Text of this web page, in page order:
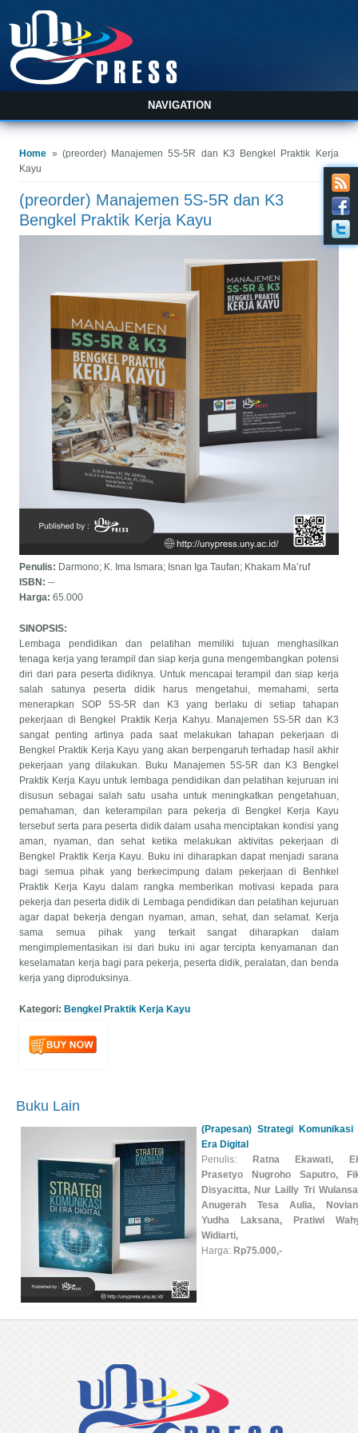
NAVIGATION
Home » (preorder) Manajemen 5S-5R dan K3 Bengkel Praktik Kerja
Kayu
(preorder) Manajemen 5S-5R dan K3
Bengkel Praktik Kerja Kayu
Penulis: Darmono; K. Ima Ismara; Isnan Iga Taufan; Khakam Ma’ruf
ISBN:--
Harga:65.000
SINOPSIS:
Lembaga pendidikan dan pelatihan memiliki tujuan menghasilkan
tenaga kerja yang terampil dan siap kerja guna mengembangkan potensi
diri dari para peserta didiknya. Untuk mencapai terampil dan siap kerja
salah satunya peserta didik harus mengetahui, memahami, serta
menerapkan SOP 5S-5R dan K3 yang berlaku di setiap tahapan
pekerjaan di Bengkel Praktik Kerja Kahyu. Manajemen 5S-5R dan K3
sangat penting artinya pada saat melakukan tahapan pekerjaan di
Bengkel Praktik Kerja Kayu yang akan berpengaruh terhadap hasil akhir
pekerjaan yang dilakukan. Buku Manajemen 5S-5R dan K3 Bengkel
Praktik Kerja Kayu untuk lembaga pendidikan dan pelatihan kejuruan ini
disusun sebagai salah satu usaha untuk meningkatkan pengetahuan,
pemahaman, dan keterampilan para pekerja di Bengkel Kerja Kayu
tersebut serta para peserta didik dalam usaha menciptakan kondisi yang
aman, nyaman, dan sehat ketika melakukan aktivitas pekerjaan di
Bengkel Praktik Kerja Kayu. Buku ini diharapkan dapat menjadi sarana
bagi semua pihak yang berkecimpung dalam pekerjaan di Benhkel
Praktik Kerja Kayu dalam rangka memberikan motivasi kepada para
pekerja dan peserta didik di Lembaga pendidikan dan pelatihan kejuruan
agar dapat bekerja dengan nyaman, aman, sehat, dan selamat. Kerja
sama semua pihak yang terkait sangat diharapkan dalam
mengimplementasikan isi dari buku ini agar tercipta kenyamanan dan
keselamatan kerja bagi para pekerja, peserta didik, peralatan, dan benda
kerja yang diproduksinya.
Kategori:Bengkel Praktik Kerja Kayu
Buku Lain
(Prapesan) Strategi Komunikasi
Era Digital
Penulis:
Ratna Ekawati,
Prasetyo Nugroho Saputro,
Disyacitta, Nur Lailly Tri
Anugerah Tesa Aulia,
Yudha Laksana, Pratiwi
Widiarti,
Harga: Rp75.000,-